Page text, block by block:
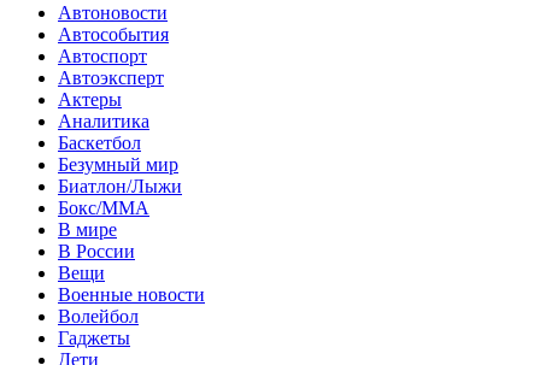
Автоновости
Автособытия
Автоспорт
Автоэксперт
Актеры
Аналитика
Баскетбол
Безумный мир
Биатлон/Лыжи
Бокс/MMA
В мире
В России
Вещи
Военные новости
Волейбол
Гаджеты
Дети